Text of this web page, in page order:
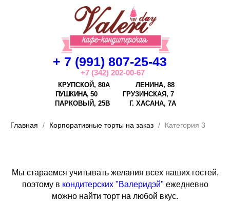
+ 7 (991) 807-25-43
КРУПСКОЙ, 80А
ЛЕНИНА, 88
ПУШКИНА, 50
ГРУЗИНСКАЯ, 7
Г. ХАСАНА, 7А
ПАРКОВЫЙ, 25В
+7 (342) 202-00-67
Главная Корпоративные торты на заказ Категория 3
Мы стараемся учитывать желания всех наших гостей,
поэтому в кондитерских "Валеридэй" ежедневно
можно найти торт на любой вкус.